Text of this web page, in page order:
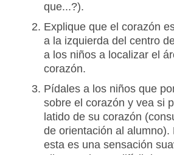
que...?).
Explique que el corazón
a la izquierda del centro
a los niños a localizar el
corazón.
Pídales a los niños que
sobre el corazón y vea si
latido de su corazón
de orientación al alumno).
esta es una sensación